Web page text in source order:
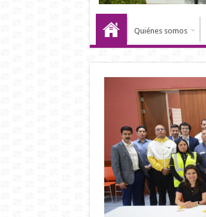
Quiénes somos